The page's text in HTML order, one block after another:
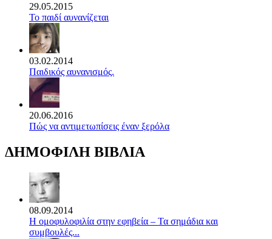
29.05.2015
Το παιδί αυνανίζεται
03.02.2014
Παιδικός αυνανισμός.
20.06.2016
Πώς να αντιμετωπίσεις έναν ξερόλα
ΔΗΜΟΦΙΛΗ ΒΙΒΛΙΑ
08.09.2014
Η ομοφυλοφιλία στην εφηβεία – Τα σημάδια και
συμβουλές...